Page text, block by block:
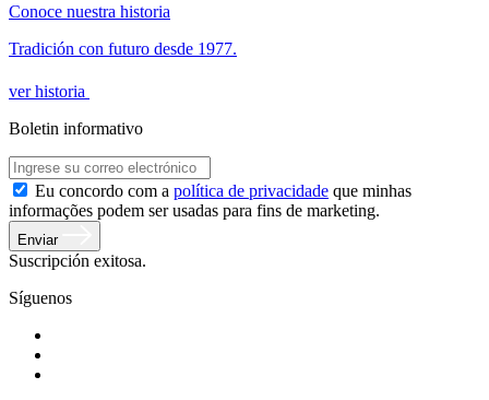
Conoce nuestra historia
Tradición con futuro desde 1977.
ver historia
Boletin informativo
Eu concordo com a política de privacidade que minhas
informações podem ser usadas para fins de marketing.
Enviar
Suscripción exitosa.
Síguenos